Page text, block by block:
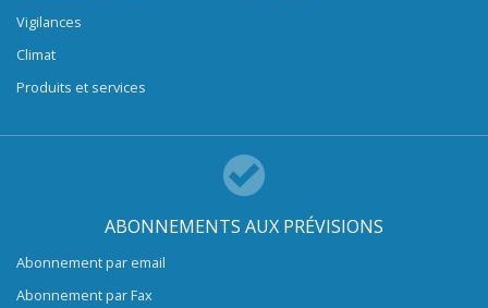
Vigilances
Climat
Produits et services
ABONNEMENTS AUX PRÉVISIONS
Abonnement par email
Abonnement par Fax